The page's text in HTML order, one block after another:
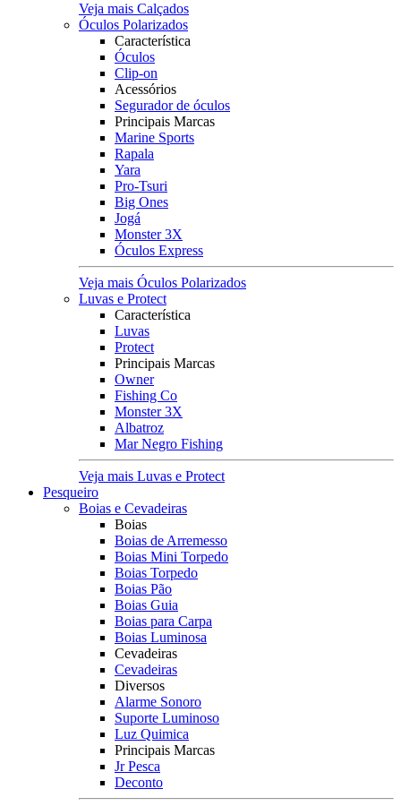
Veja mais Calçados
Óculos Polarizados
Característica
Óculos
Clip-on
Acessórios
Segurador de óculos
Principais Marcas
Marine Sports
Rapala
Yara
Pro-Tsuri
Big Ones
Jogá
Monster 3X
Óculos Express
Veja mais Óculos Polarizados
Luvas e Protect
Característica
Luvas
Protect
Principais Marcas
Owner
Fishing Co
Monster 3X
Albatroz
Mar Negro Fishing
Veja mais Luvas e Protect
Pesqueiro
Boias e Cevadeiras
Boias
Boias de Arremesso
Boias Mini Torpedo
Boias Torpedo
Boias Pão
Boias Guia
Boias para Carpa
Boias Luminosa
Cevadeiras
Cevadeiras
Diversos
Alarme Sonoro
Suporte Luminoso
Luz Quimica
Principais Marcas
Jr Pesca
Deconto